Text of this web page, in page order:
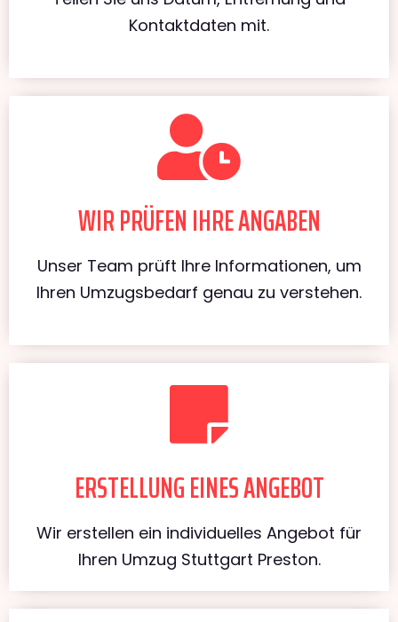
Kontaktdaten mit.
WIR PRÜFEN IHRE ANGABEN
Unser Team prüft Ihre Informationen, um
Ihren Umzugsbedarf genau zu verstehen.
ERSTELLUNG EINES ANGEBOT
Wir erstellen ein individuelles Angebot für
Ihren Umzug Stuttgart Preston.